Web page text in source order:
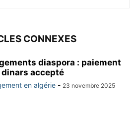
CONNEXES
diaspora : paiement
dinars accepté
en algérie - 23 novembre 2025